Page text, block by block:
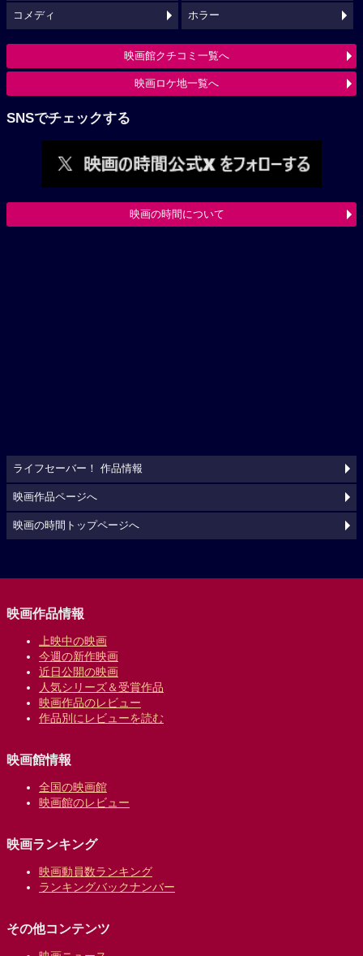
コメディ ホラー
映画館クチコミ一覧へ
映画ロケ地一覧へ
SNSでチェックする
映画の時間について
ライフセーバー！ 作品情報
映画作品ページへ
映画の時間トップページへ
映画作品情報
上映中の映画
今週の新作映画
近日公開の映画
人気シリーズ＆受賞作品
映画作品のレビュー
作品別にレビューを読む
映画館情報
全国の映画館
映画館のレビュー
映画ランキング
映画動員数ランキング
ランキングバックナンバー
その他コンテンツ